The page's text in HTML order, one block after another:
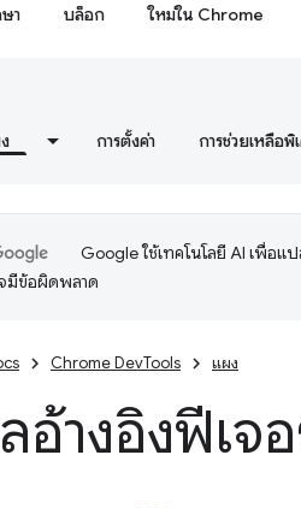
า บล็อก ใหม่ใน Chrome
การตั้งค่า การช่วยเหลือพิ
Google ใช้เทคโนโลยี AI เพื่อแ
มีข้อผิดพลาด
Chrome DevTools แผง
อ้างอิงฟีเจ